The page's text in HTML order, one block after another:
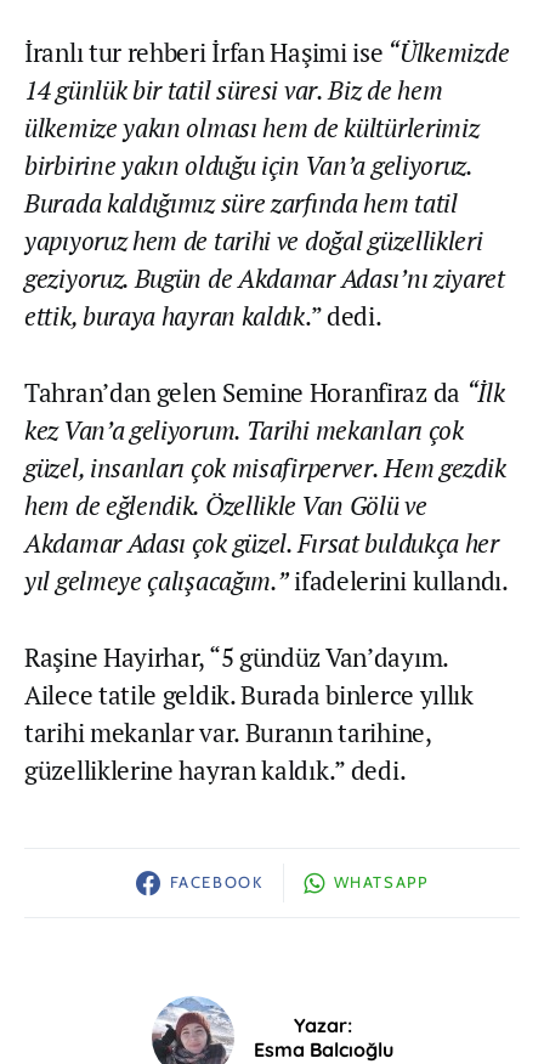
İranlı tur rehberi İrfan Haşimi ise “Ülkemizde
14 günlük bir tatil süresi var. Biz de hem
ülkemize yakın olması hem de kültürlerimiz
birbirine yakın olduğu için Van’a geliyoruz.
Burada kaldığımız süre zarfında hem tatil
yapıyoruz hem de tarihi ve doğal güzellikleri
geziyoruz. Bugün de Akdamar Adası’nı ziyaret
ettik, buraya hayran kaldık.” dedi.
Tahran’dan gelen Semine Horanfiraz da “İlk
kez Van’a geliyorum. Tarihi mekanları çok
güzel, insanları çok misafirperver. Hem gezdik
hem de eğlendik. Özellikle Van Gölü ve
Akdamar Adası çok güzel. Fırsat buldukça her
yıl gelmeye çalışacağım.”ifadelerini kullandı.
Raşine Hayirhar, “5 gündüz Van’dayım.
Ailece tatile geldik. Burada binlerce yıllık
tarihi mekanlar var. Buranın tarihine,
güzelliklerine hayran kaldık.” dedi.
FACEBOOK WHATSAPP
Yazar:
Esma Balcıoğlu